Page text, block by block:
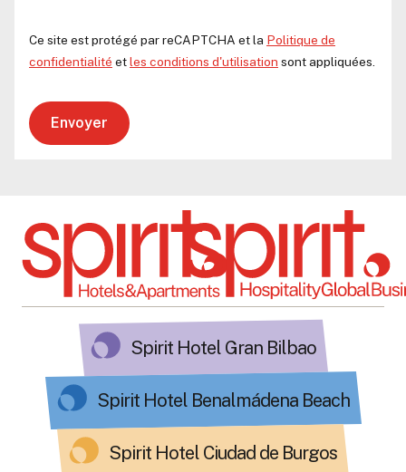
Ce site est protégé par reCAPTCHA et la Politique de
confidentialité etles conditions d'utilisation sont appliquées.
Envoyer
Spirit Hotel Gran Bilbao
Spirit Hotel Benalmádena Beach
Spirit Hotel Ciudad de Burgos